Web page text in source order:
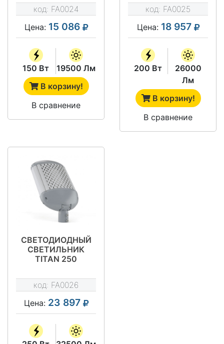
код: FA0024
Цена: 15 086
150 Вт
19500 Лм
В корзину!
В сравнение
код: FA0025
Цена: 18 957
200 Вт
26000
Лм
В корзину!
В сравнение
СВЕТОДИОДНЫЙ
СВЕТИЛЬНИК
TITAN 250
код: FA0026
Цена: 23 897